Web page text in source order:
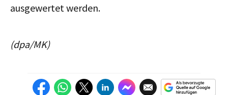
ausgewertet werden.
(dpa/MK)